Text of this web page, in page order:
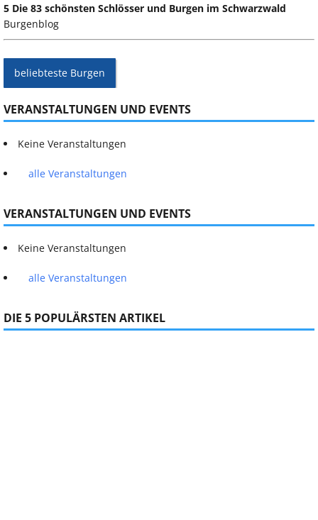
5 Die 83 schönsten Schlösser und Burgen im Schwarzwald
Burgenblog
beliebteste Burgen
VERANSTALTUNGEN UND EVENTS
Keine Veranstaltungen
alle Veranstaltungen
VERANSTALTUNGEN UND EVENTS
Keine Veranstaltungen
alle Veranstaltungen
DIE 5 POPULÄRSTEN ARTIKEL